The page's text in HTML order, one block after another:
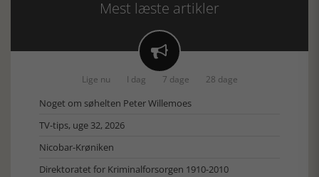
Mest læste artikler

Lige nu I dag 7 dage 28 dage
Noget om søhelten Peter Willemoes
TV-tips, uge 32, 2026
Nicobar-Krøniken
Direktoratet for Kriminalforsorgen 1910-2010